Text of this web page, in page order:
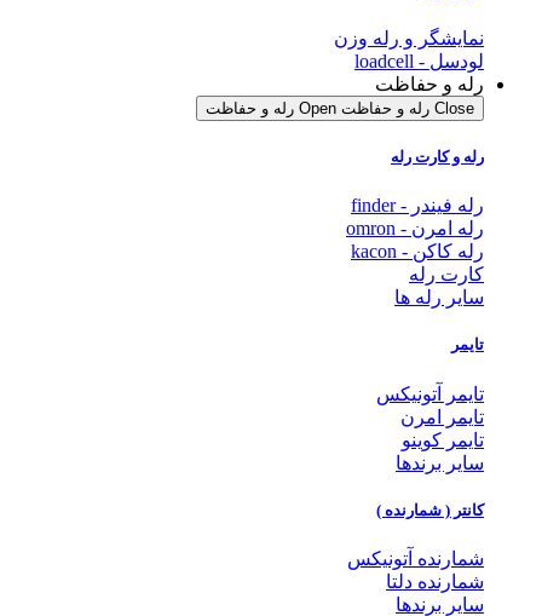
نمایشگر و رله وزن
لودسل - loadcell
رله و حفاظت
Close رله و حفاظت Open رله و حفاظت
رله و کارت رله
رله فیندر - finder
رله امرن - omron
رله کاکن - kacon
کارت رله
سایر رله ها
تایمر
تایمر آتونیکس
تایمر امرن
تایمر کوینو
سایر برندها
کانتر ( شمارنده )
شمارنده آتونیکس
شمارنده دلتا
سایر برندها